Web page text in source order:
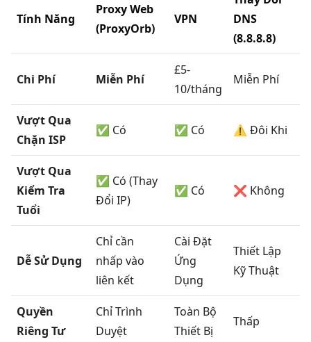
Tính Năng
Proxy Web
(ProxyOrb)
VPN
DNS
(8.8.8.8)
Chi Phí Miễn Phí
£5-
10/tháng
Miễn Phí
Vượt Qua
Chặn ISP
✅ Có ✅ Có ⚠️ Đôi Khi
Vượt Qua
Kiểm Tra
Tuổi
✅ Có (Thay
Đổi IP)
✅ Có ❌ Không
Dễ Sử Dụng
Chỉ cần
nhấp vào
liên kết
Cài Đặt
Ứng
Dụng
Thiết Lập
Kỹ Thuật
Quyền
Riêng Tư
Chỉ Trình
Duyệt
Toàn Bộ
Thiết Bị
Thấp